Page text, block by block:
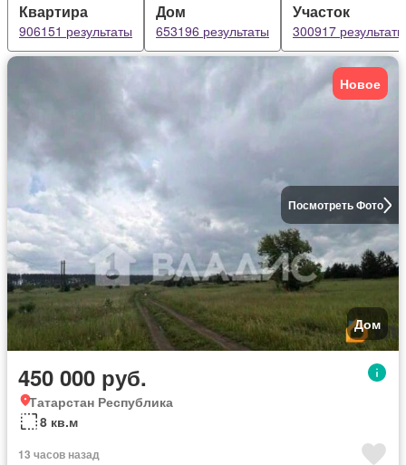
Квартира
906151 результаты
Дом
653196 результаты
Участок
300917 результаты
Посмотреть Фото
Новое
Дом
450 000 руб.
Татарстан Республика
8 кв.м
13 часов назад